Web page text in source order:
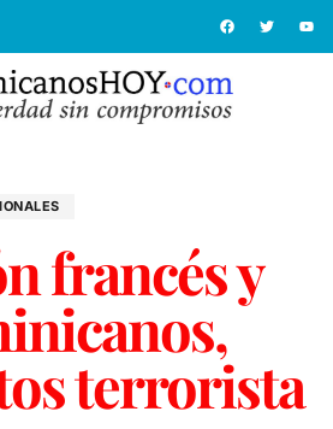
francés y
terrorista